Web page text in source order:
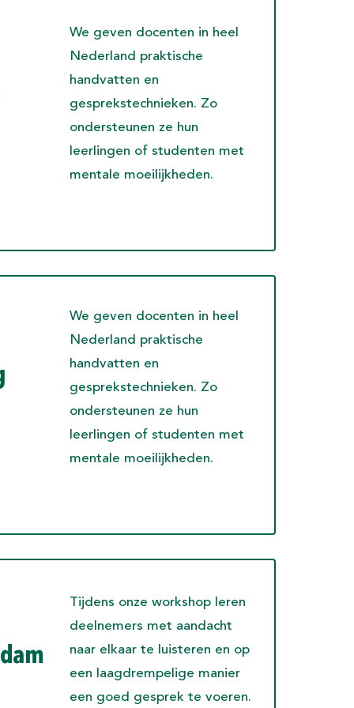
We geven docenten in heel
Nederland praktische
handvatten en
gesprekstechnieken. Zo
ondersteunen ze hun
leerlingen of studenten met
mentale moeilijkheden.
We geven docenten in heel
Nederland praktische
handvatten en
gesprekstechnieken. Zo
ondersteunen ze hun
leerlingen of studenten met
mentale moeilijkheden.
Tijdens onze workshop leren
deelnemers met aandacht
naar elkaar te luisteren en op
een laagdrempelige manier
een goed gesprek te voeren.
Luister Eens en het